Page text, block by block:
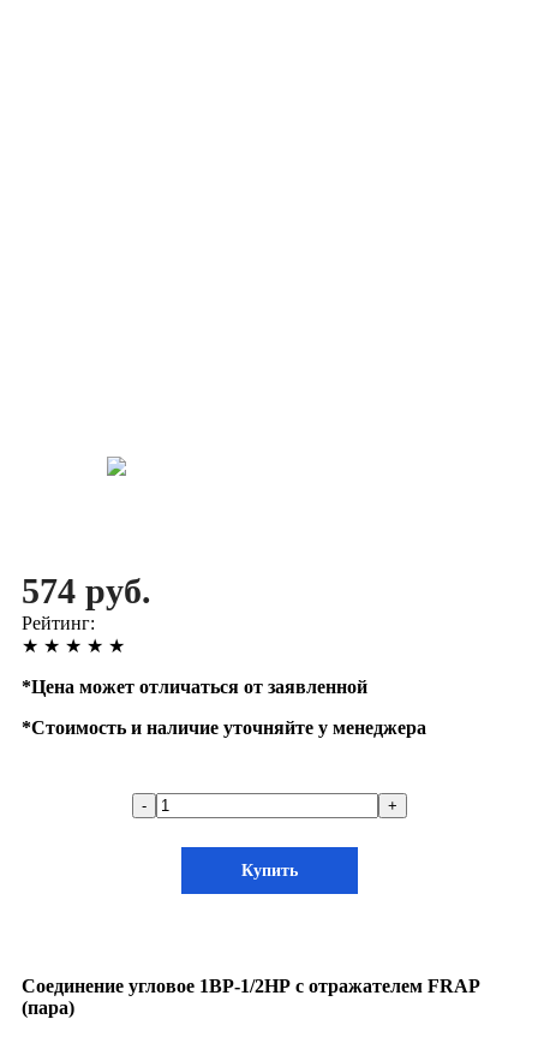
574 руб.
Рейтинг:
★ ★ ★ ★ ★
*Цена может отличаться от заявленной
*Стоимость и наличие уточняйте у менеджера
- +
Купить
Соединение угловое 1ВР-1/2НР с отражателем FRAP
(пара)